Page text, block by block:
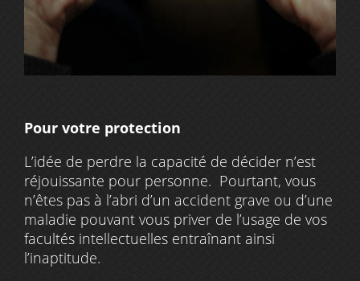
Pour votre protection
L’idée de perdre la capacité de décider n’est
réjouissante pour personne. Pourtant, vous
n’êtes pas à l’abri d’un accident grave ou d’une
maladie pouvant vous priver de l’usage de vos
facultés intellectuelles entraînant ainsi
l’inaptitude.